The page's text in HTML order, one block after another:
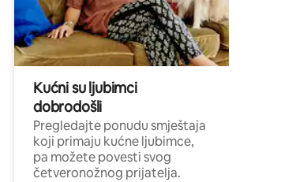
Kućni su ljubimci
dobrodošli
Pregledajte ponudu smještaja
koji primaju kućne ljubimce,
pa možete povesti svog
četveronožnog prijatelja.